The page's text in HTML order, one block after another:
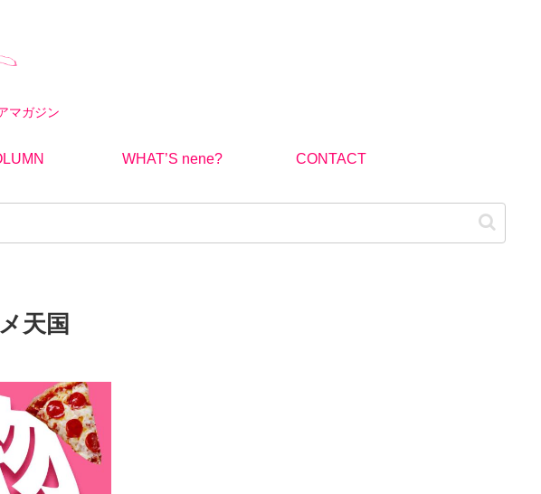
マガジン
WHAT’S nene? CONTACT
天国